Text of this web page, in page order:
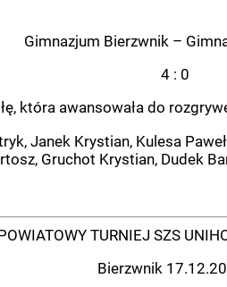
Gimnazjum Bierzwnik –
4 : 0
która awansowała do
Janek Krystian, Kulesa
Gruchot Krystian, Dudek
TURNIEJ SZS
Bierzwnik